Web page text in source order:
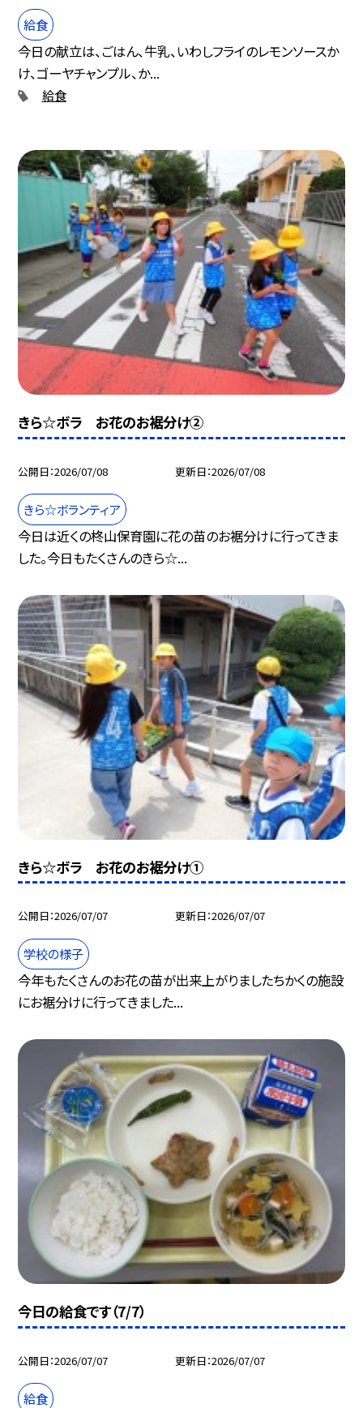
給食
今日の献立は、ごはん、牛乳、いわしフライのレモンソースか
け、ゴーヤチャンプル、か...
給食
きら☆ボラ お花のお裾分け②
公開日 2026/07/08 更新日 2026/07/08
きら☆ボランティア
今日は近くの柊山保育園に花の苗のお裾分けに行ってきま
した。今日もたくさんのきら☆...
きら☆ボラ お花のお裾分け①
公開日 2026/07/07 更新日 2026/07/07
学校の様子
今年もたくさんのお花の苗が出来上がりましたちかくの施設
にお裾分けに行ってきました...
今日の給食です（7/7）
公開日 2026/07/07 更新日 2026/07/07
給食